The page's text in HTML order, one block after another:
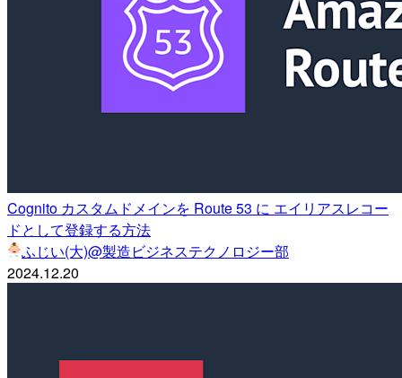
Cognito カスタムドメインを Route 53 に エイリアスレコー
ドとして登録する方法
ふじい(大)@製造ビジネステクノロジー部
2024.12.20